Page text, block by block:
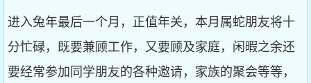
进入兔年最后一个月，正值年关，本月属蛇朋友将十
分忙碌，既要兼顾工作，又要顾及家庭，闲暇之余还
要经常参加同学朋友的各种邀请，家族的聚会等等，